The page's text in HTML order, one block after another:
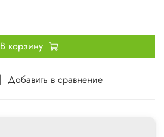
Добавить в сравнение
В корзину